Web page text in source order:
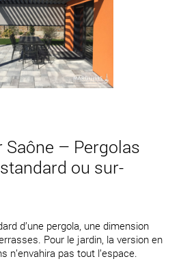
– Pergolas
ou sur-
d’une pergola, une dimension
Pour le jardin, la version en
n’envahira pas tout l’espace.